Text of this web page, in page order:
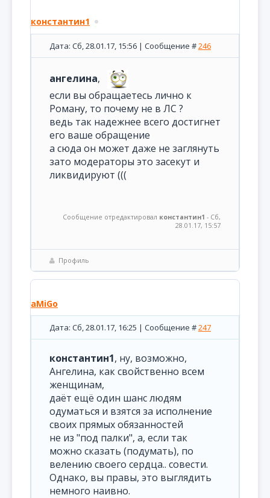
константин1
Дата: Сб, 28.01.17, 15:56 | Сообщение #246
ангелина,
если вы обращаетесь лично к
Роману, то почему не в ЛС ?
ведь так надежнее всего достигнет
его ваше обращение
а сюда он может даже не заглянуть
зато модераторы это засекут и
ликвидируют (((
Сообщение отредактировал константин1 - Сб,
28.01.17, 15:57
Профиль
aMiGo
Дата: Сб, 28.01.17, 16:25 | Сообщение #247
константин1, ну, возможно,
Ангелина, как свойственно всем
женщинам,
даёт ещё один шанс людям
одуматься и взятся за исполнение
своих прямых обязанностей
не из "под палки", а, если так
можно сказать (подумать), по
велению своего сердца.. совести.
Однако, вы правы, это выглядить
немного наивно.